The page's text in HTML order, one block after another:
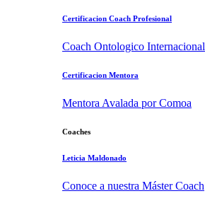
Certificacion Coach Profesional
Coach Ontologico Internacional
Certificacion Mentora
Mentora Avalada por Comoa
Coaches
Leticia Maldonado
Conoce a nuestra Máster Coach